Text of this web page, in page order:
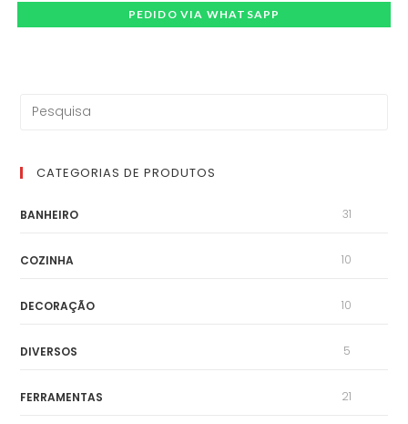
PEDIDO VIA WHATSAPP
CATEGORIAS DE PRODUTOS
BANHEIRO 31
COZINHA 10
DECORAÇÃO 10
DIVERSOS 5
FERRAMENTAS 21